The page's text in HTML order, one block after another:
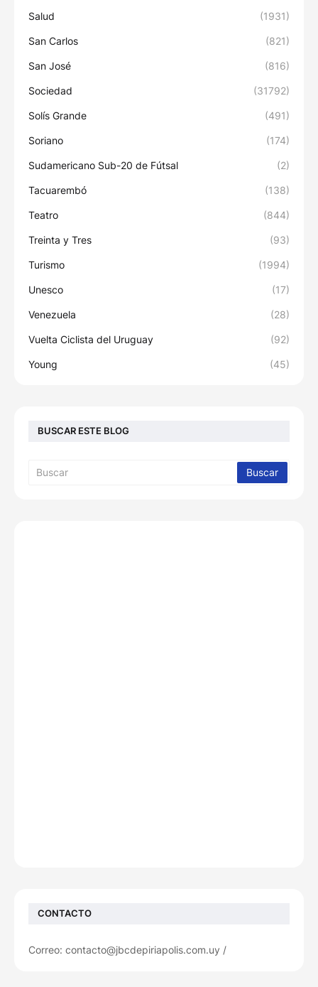
Salud (1931)
San Carlos (821)
San José (816)
Sociedad (31792)
Solís Grande (491)
Soriano (174)
Sudamericano Sub-20 de Fútsal (2)
Tacuarembó (138)
Teatro (844)
Treinta y Tres (93)
Turismo (1994)
Unesco (17)
Venezuela (28)
Vuelta Ciclista del Uruguay (92)
Young (45)
BUSCAR ESTE BLOG
CONTACTO
Correo: contacto@jbcdepiriapolis.com.uy /